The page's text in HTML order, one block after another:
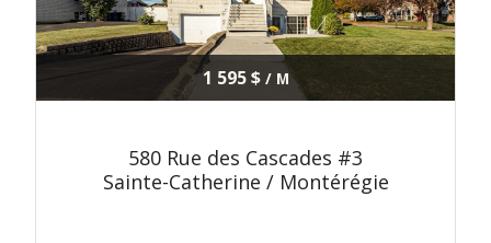
1 595 $/ M
580 Rue des Cascades #3
Sainte-Catherine / Montérégie